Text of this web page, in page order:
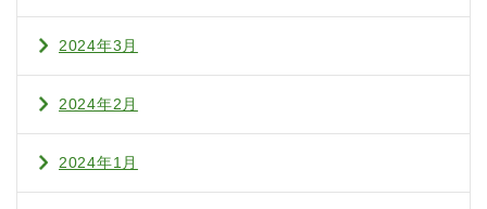
2024年3月
2024年2月
2024年1月